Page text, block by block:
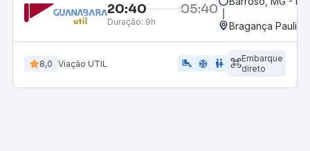
20:40 05:40
Duração: 9h Bragança
8,0 Viação UTIL airline_seat_legroom_extra ac_unit wc
Embarque
direto